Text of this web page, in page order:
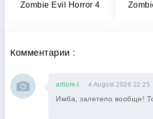
Zombie Evil Horror 4
Комментарии :
artiom-l 4 August 2026 22:25
Имба, залетело вообще!